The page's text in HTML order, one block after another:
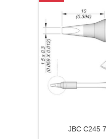
JBC C245